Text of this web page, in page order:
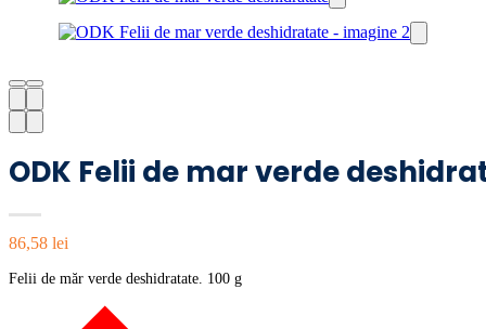
ODK Felii de mar verde
86,58 lei
Felii de măr verde deshidratate. 100 g